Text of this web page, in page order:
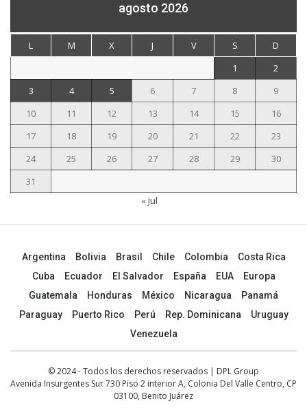
agosto 2026
L M X J V S
D
1
2
3
4 5 6 7 8
9
10
11 12 13 14 15
16
17
18 19 20 21 22
23
24
25 26 27 28 29
30
31
« Jul
Argentina Bolivia Brasil Chile Colombia
Costa Rica
Cuba
Ecuador El Salvador España EUA
Europa
Guatemala
Honduras México Nicaragua
Panamá
Paraguay
Puerto Rico Perú Rep. Dominicana
Uruguay
Venezuela
© 2024 - Todos los derechos reservados | DPL Group
Avenida Insurgentes Sur 730 Piso 2 interior A, Colonia Del Valle Centro, CP
03100, Benito Juárez